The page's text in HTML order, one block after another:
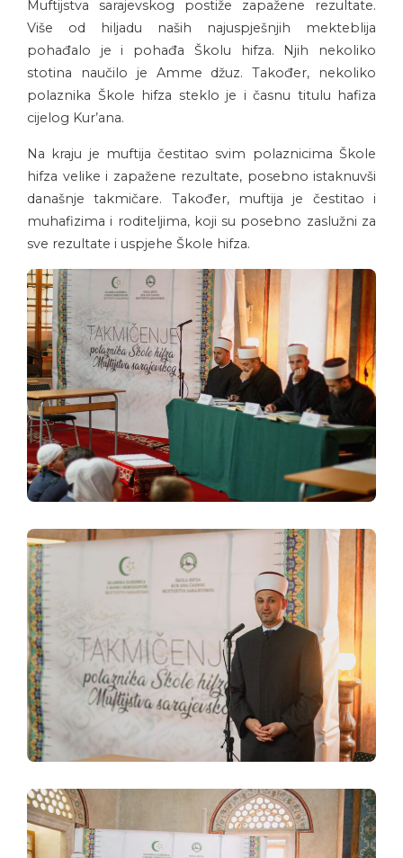
Muftijstva sarajevskog postiže zapažene rezultate.
Više od hiljadu naših najuspješnjih mekteblija
pohađalo je i pohađa Školu hifza. Njih nekoliko
stotina naučilo je Amme džuz. Također, nekoliko
polaznika Škole hifza steklo je i časnu titulu hafiza
cijelog Kur’ana.
Na kraju je muftija čestitao svim polaznicima Škole
hifza velike i zapažene rezultate, posebno istaknuvši
današnje takmičare. Također, muftija je čestitao i
muhafizima i roditeljima, koji su posebno zaslužni za
sve rezultate i uspjehe Škole hifza.